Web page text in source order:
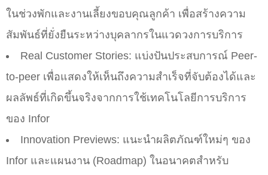
ในช่วงพักและงานเลี้ยงขอบคุณลูกค้า เพื่อสร้างความ
สัมพันธ์ที่ยั่งยืนระหว่างบุคลากรในแวดวงการบริการ
Real Customer Stories: แบ่งปันประสบการณ์ Peer-
to-peer เพื่อแสดงให้เห็นถึงความสำเร็จที่จับต้องได้และ
ผลลัพธ์ที่เกิดขึ้นจริงจากการใช้เทคโนโลยีการบริการ
ของ Infor
Innovation Previews: แนะนำผลิตภัณฑ์ใหม่ๆ ของ
Infor และแผนงาน (Roadmap) ในอนาคตสำหรับ